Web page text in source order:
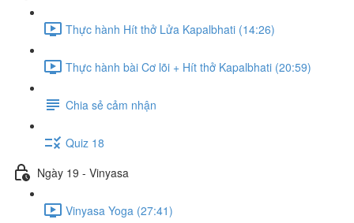
Thực hành Hít thở Lửa Kapalbhati (14:26)
Thực hành bài Cơ lõi + Hít thở Kapalbhati (20:59)
Chia sẻ cảm nhận
Quiz 18
Ngày 19 - Vinyasa
Vinyasa Yoga (27:41)